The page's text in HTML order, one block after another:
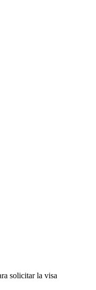
solicitar la visa